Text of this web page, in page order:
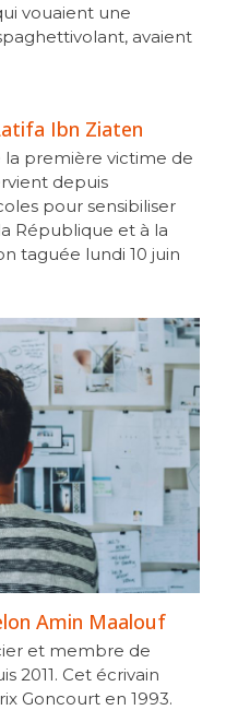
vouaient une
avaient
Ibn Ziaten
la première victime de
depuis
pour sensibiliser
République et à la
taguée lundi 10 juin
Amin Maalouf
et membre de
2011. Cet écrivain
Goncourt en 1993.